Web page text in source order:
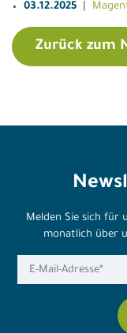
03.12.2025
Zurück zum
Melden Sie sich für
monatlich über